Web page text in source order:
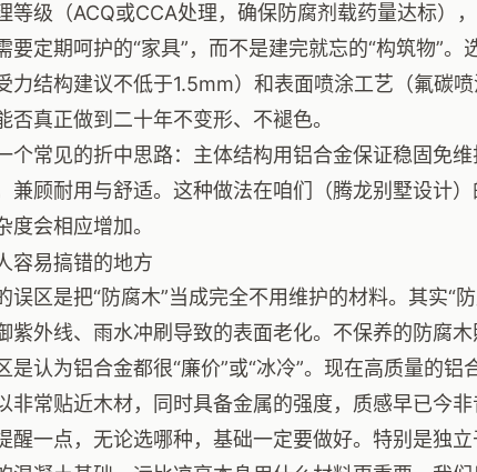
等级（ACQ或CCA处理，确保防腐剂载药量达标）
要定期呵护的“家具”，而不是建完就忘的“构筑物”
力结构建议不低于1.5mm）和表面喷涂工艺（氟碳
否真正做到二十年不变形、不褪色。
个常见的折中思路：主体结构用铝合金保证稳固免
兼顾耐用与舒适。这种做法在咱们（腾龙别墅设计
度会相应增加。
容易搞错的地方
误区是把“防腐木”当成完全不用维护的材料。其实“
紫外线、雨水冲刷导致的表面老化。不保养的防腐
是认为铝合金都很“廉价”或“冰冷”。现在高质量的
非常贴近木材，同时具备金属的强度，质感早已今非
醒一点，无论选哪种，基础一定要做好。特别是独